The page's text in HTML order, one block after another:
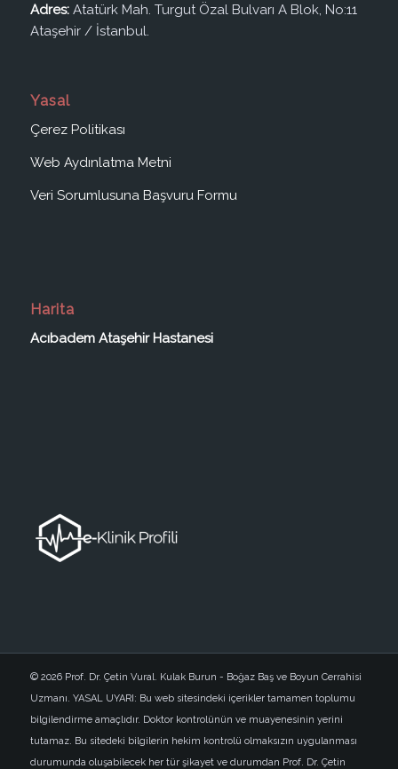
Adres:Atatürk Mah. Turgut Özal Bulvarı A Blok, No:11
Ataşehir / İstanbul.
Yasal
Çerez Politikası
Web Aydınlatma Metni
Veri Sorumlusuna Başvuru Formu
Harita
Acıbadem Ataşehir Hastanesi
© 2026 Prof. Dr. Çetin Vural. Kulak Burun - Boğaz Baş ve Boyun Cerrahisi
Uzmanı. YASAL UYARI: Bu web sitesindeki içerikler tamamen toplumu
bilgilendirme amaçlıdır. Doktor kontrolünün ve muayenesinin yerini
tutamaz. Bu sitedeki bilgilerin hekim kontrolü olmaksızın uygulanması
durumunda oluşabilecek her tür şikayet ve durumdan Prof. Dr. Çetin